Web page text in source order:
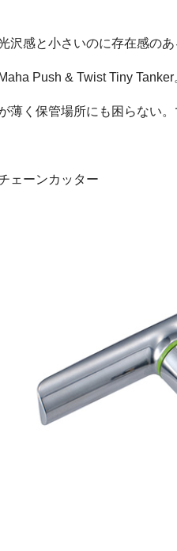
沢感と小さいのに存在感の
Push & Twist Tiny Tanker
薄く保管場所にも困らない
ェーンカッター